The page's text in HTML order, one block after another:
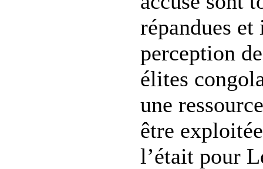
répandues
perception
élites
une
être
l’était pour